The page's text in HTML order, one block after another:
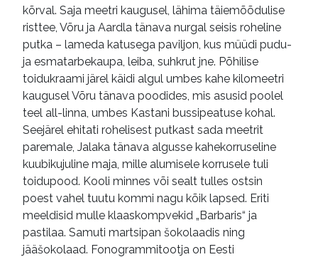
kõrval. Saja meetri kaugusel, lähima täiemõõdulise
risttee, Võru ja Aardla tänava nurgal seisis roheline
putka – lameda katusega paviljon, kus müüdi pudu-
ja esmatarbekaupa, leiba, suhkrut jne. Põhilise
toidukraami järel käidi algul umbes kahe kilomeetri
kaugusel Võru tänava poodides, mis asusid poolel
teel all-linna, umbes Kastani bussipeatuse kohal.
Seejärel ehitati rohelisest putkast sada meetrit
paremale, Jalaka tänava algusse kahekorruseline
kuubikujuline maja, mille alumisele korrusele tuli
toidupood. Kooli minnes või sealt tulles ostsin
poest vahel tuutu kommi nagu kõik lapsed. Eriti
meeldisid mulle klaaskompvekid „Barbaris“ ja
pastilaa. Samuti martsipan šokolaadis ning
jääšokolaad. Fonogrammitootja on Eesti